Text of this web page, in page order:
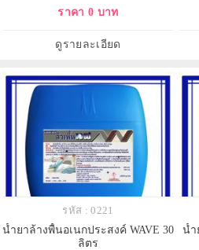
ราคา 0 บาท
ดูรายละเอียด
รหัส : 0221
น้ำยาล้างพื้นอเนกประสงค์ WAVE 30
ลิตร
น้ำ